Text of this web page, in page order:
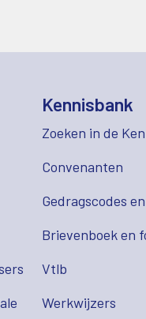
Kennisbank
Zoeken in de
Convenanten
Gedragscodes
Brievenboek en
Vtlb
Werkwijzers